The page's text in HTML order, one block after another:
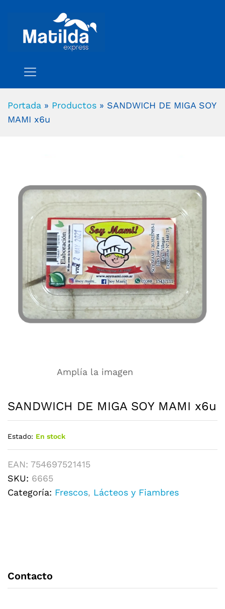
Portada » Productos » SANDWICH DE MIGA SOY
MAMI x6u
Amplía la imagen
SANDWICH DE MIGA SOY MAMI x6u
Estado: En stock
EAN: 754697521415
SKU: 6665
Categoría: Frescos, Lácteos y Fiambres
Contacto